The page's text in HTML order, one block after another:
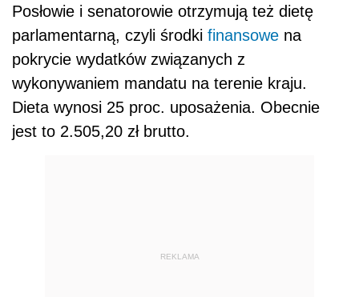
Posłowie i senatorowie otrzymują też dietę
parlamentarną, czyli środki finansowe na
pokrycie wydatków związanych z
wykonywaniem mandatu na terenie kraju.
Dieta wynosi 25 proc. uposażenia. Obecnie
jest to 2.505,20 zł brutto.
REKLAMA